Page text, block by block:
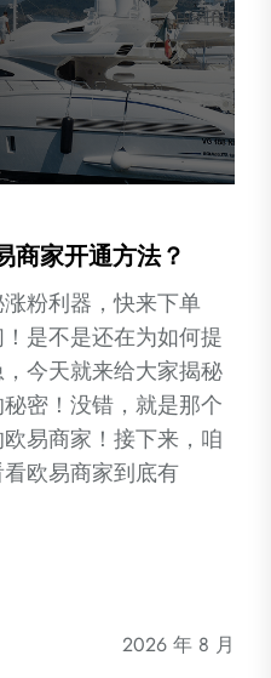
商家开通方法？
粉利器，快来下单
是不是还在为如何提
今天就来给大家揭秘
密！没错，就是那个
易商家！接下来，咱
欧易商家到底有
2026 年 8 月